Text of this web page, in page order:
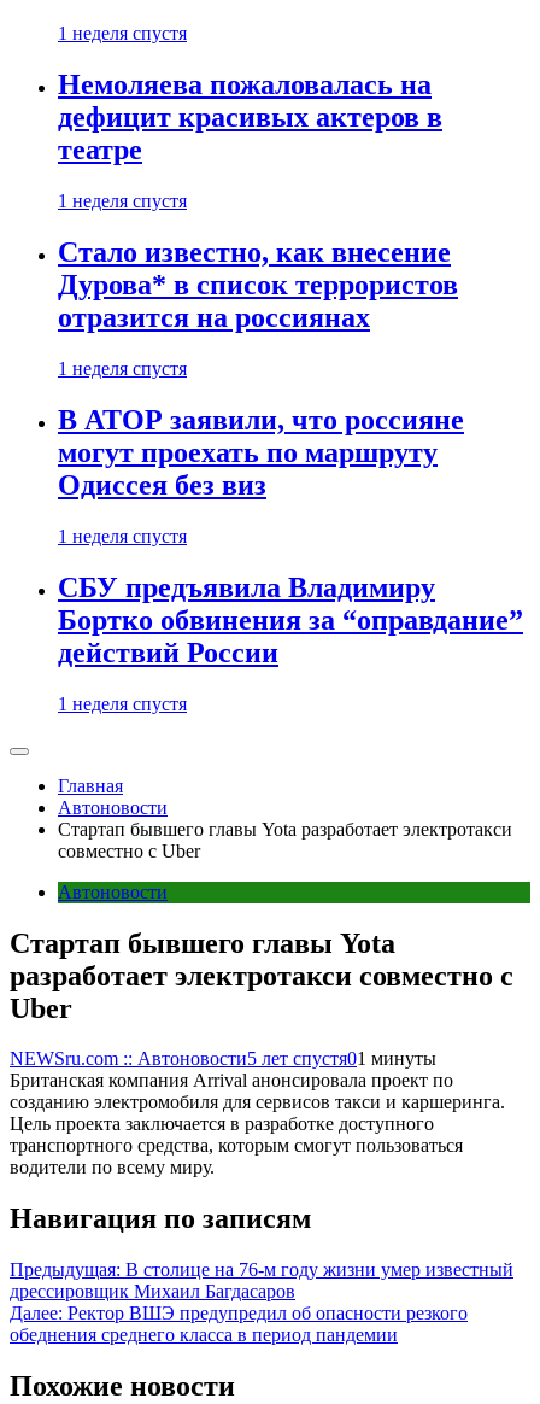
1 неделя спустя
Немоляева пожаловалась на
дефицит красивых актеров в
театре
1 неделя спустя
Стало известно, как внесение
Дурова* в список террористов
отразится на россиянах
1 неделя спустя
В АТОР заявили, что россияне
могут проехать по маршруту
Одиссея без виз
1 неделя спустя
СБУ предъявила Владимиру
Бортко обвинения за “оправдание”
действий России
1 неделя спустя
Главная
Автоновости
Стартап бывшего главы Yota разработает электротакси
совместно с Uber
Автоновости
Стартап бывшего главы Yota
разработает электротакси совместно с
Uber
NEWSru.com :: Автоновости5 лет спустя01 минуты
Британская компания Arrival анонсировала проект по
созданию электромобиля для сервисов такси и каршеринга.
Цель проекта заключается в разработке доступного
транспортного средства, которым смогут пользоваться
водители по всему миру.
Навигация по записям
Предыдущая: В столице на 76-м году жизни умер известный
дрессировщик Михаил Багдасаров
Далее: Ректор ВШЭ предупредил об опасности резкого
обеднения среднего класса в период пандемии
Похожие новости